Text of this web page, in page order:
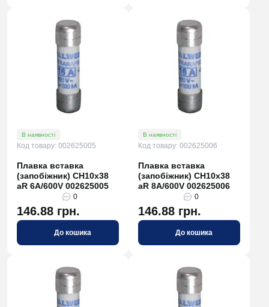
В наявності
Код товару: 002625005
Плавка вставка
(запобіжник) CH10x38
aR 6A/600V 002625005
0
146.88 грн.
До кошика
В наявності
Код товару: 002625006
Плавка вставка
(запобіжник) CH10x38
aR 8A/600V 002625006
0
146.88 грн.
До кошика